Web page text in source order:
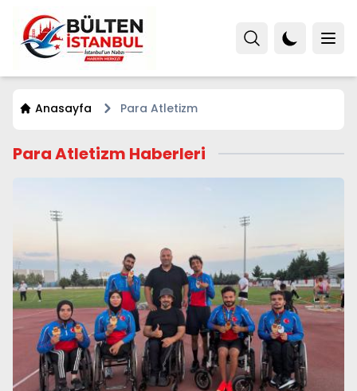
Anasayfa Para Atletizm
Para Atletizm Haberleri